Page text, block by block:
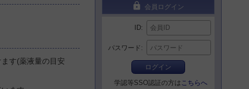
す(薬液量の目安
lock 会員ログイン
ID
パスワード
ログイン
学認等SSO認証の方は こちらへ